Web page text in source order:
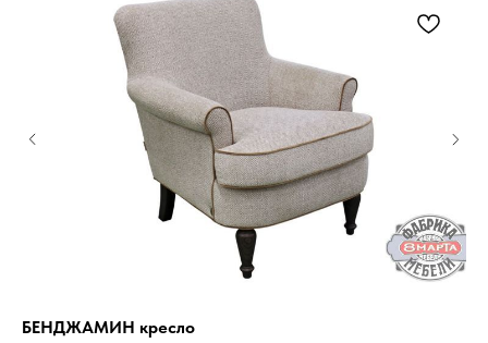
БЕНДЖАМИН кресло